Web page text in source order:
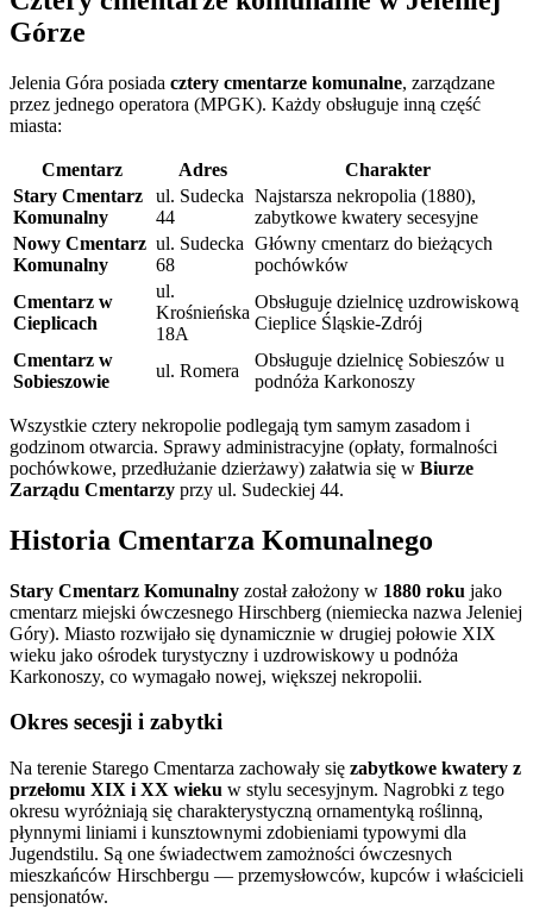
Górze
Jelenia Góra posiada cztery cmentarze komunalne, zarządzane
przez jednego operatora (MPGK). Każdy obsługuje inną część
miasta:
Cmentarz Adres
Charakter
Stary Cmentarz
Komunalny
ul. Sudecka
44
Najstarsza nekropolia (1880),
zabytkowe kwatery secesyjne
Nowy Cmentarz
Komunalny
ul. Sudecka
68
Główny cmentarz do bieżących
pochówków
Cmentarz w
Cieplicach
ul.
Krośnieńska
18A
Obsługuje dzielnicę uzdrowiskową
Cieplice Śląskie-Zdrój
Cmentarz w
Sobieszowie
ul. Romera
Obsługuje dzielnicę Sobieszów u
podnóża Karkonoszy
Wszystkie cztery nekropolie podlegają tym samym zasadom i
godzinom otwarcia. Sprawy administracyjne (opłaty, formalności
pochówkowe, przedłużanie dzierżawy) załatwia się w Biurze
Zarządu Cmentarzy przy ul. Sudeckiej 44.
Historia Cmentarza Komunalnego
Stary Cmentarz Komunalny został założony w 1880 roku jako
cmentarz miejski ówczesnego Hirschberg (niemiecka nazwa Jeleniej
Góry). Miasto rozwijało się dynamicznie w drugiej połowie XIX
wieku jako ośrodek turystyczny i uzdrowiskowy u podnóża
Karkonoszy, co wymagało nowej, większej nekropolii.
Okres secesji i zabytki
Na terenie Starego Cmentarza zachowały się zabytkowe kwatery z
przełomu XIX i XX wieku w stylu secesyjnym. Nagrobki z tego
okresu wyróżniają się charakterystyczną ornamentyką roślinną,
płynnymi liniami i kunsztownymi zdobieniami typowymi dla
Jugendstilu. Są one świadectwem zamożności ówczesnych
mieszkańców Hirschbergu — przemysłowców, kupców i właścicieli
pensjonatów.